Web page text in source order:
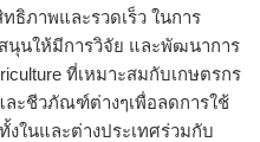
ธิภาพและรวดเร็ว ในการ
นุนให้มีการวิจัย และพัฒนาการ
ที่เหมาะสมกับเกษตรกร
ะชีวภัณฑ์ต่างๆเพื่อลดการใช้
ในและต่างประเทศร่วมกับ